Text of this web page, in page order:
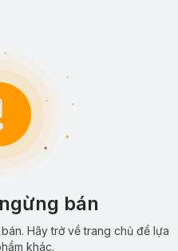
bán
Hãy trở về trang chủ để lựa
khác.